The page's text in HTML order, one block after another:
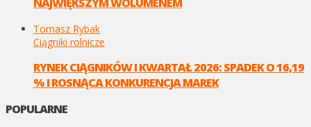
Tomasz Rybak
Ciągniki rolnicze
RYNEK CIĄGNIKÓW I KWARTAŁ 2026: SPADEK O 16,19
% I ROSNĄCA KONKURENCJA MAREK
POPULARNE